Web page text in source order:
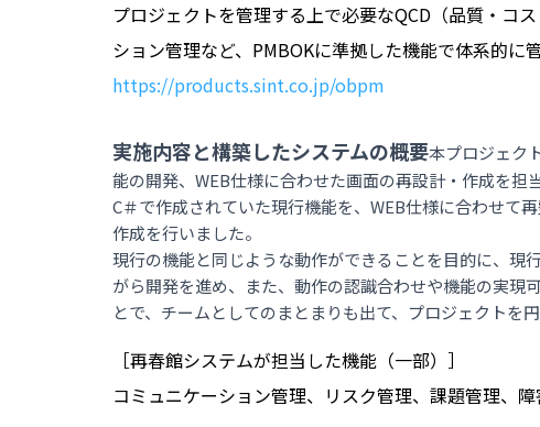
プロジェクトを管理する上で必要なQCD（品質・コ
ション管理など、PMBOKに準拠した機能で体系的に
https://products.sint.co.jp/obpm
実施内容と構築したシステムの概要本プロジェク
能の開発、WEB仕様に合わせた画面の再設計・作成を担
C＃で作成されていた現行機能を、WEB仕様に合わせて
作成を行いました。
現行の機能と同じような動作ができることを目的に、現
がら開発を進め、また、動作の認識合わせや機能の実現
とで、チームとしてのまとまりも出て、プロジェクトを
［再春館システムが担当した機能（一部）］
コミュニケーション管理、リスク管理、課題管理、